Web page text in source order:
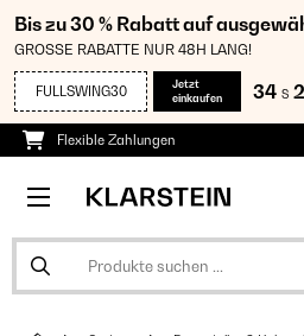
Bis zu 30 % Rabatt auf
GROSSE RABATTE NUR 48H LANG!
FULLSWING30
Jetzt
einkaufen
34 S
Flexible Zahlungen